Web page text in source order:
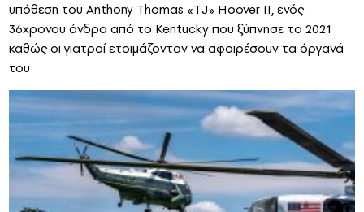
υπόθεση του Anthony Thomas «TJ» Hoover II, ενός
36χρονου άνδρα από το Kentucky που ξύπνησε το 2021
καθώς οι γιατροί ετοιμάζονταν να αφαιρέσουν τα όργανά
του